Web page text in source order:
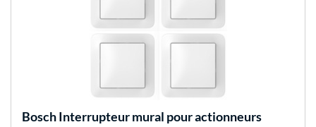
BoschInterrupteur mural pour actionneurs